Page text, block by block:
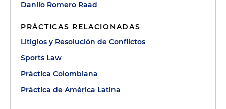
Danilo Romero Raad
PRÁCTICAS RELACIONADAS
Litigios y Resolución de Conflictos
Sports Law
Práctica Colombiana
Práctica de América Latina